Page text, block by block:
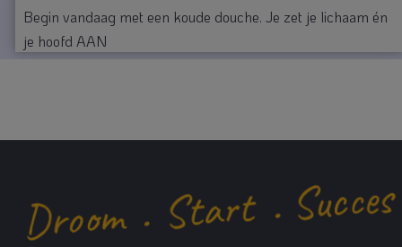
Begin vandaag met een koude douche. Je zet je lichaam én
je hoofd AAN